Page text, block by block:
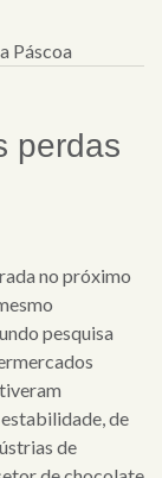
Páscoa
perdas
no próximo
pesquisa
de
de